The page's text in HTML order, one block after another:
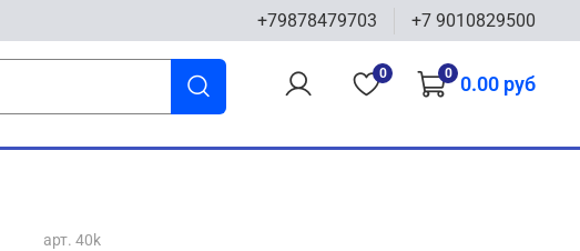
+79878479703 +7 9010829500
0 0 0.00 руб
арт. 40k